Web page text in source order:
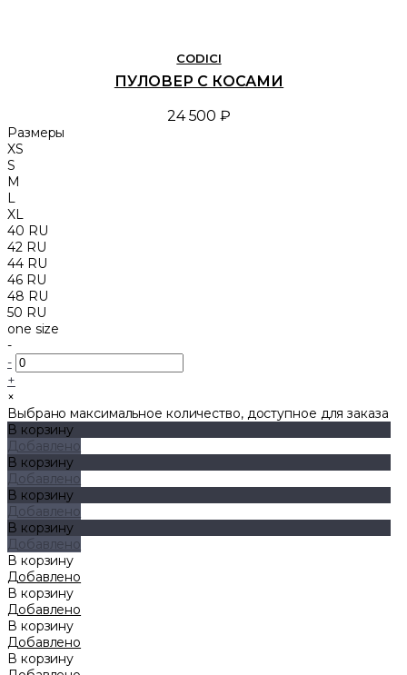
CODICI
ПУЛОВЕР С КОСАМИ
24 500 ₽
Размеры
XS
S
M
L
XL
40 RU
42 RU
44 RU
46 RU
48 RU
50 RU
one size
-
-
+
×
Выбрано максимальное количество, доступное для заказа
В корзину
Добавлено
В корзину
Добавлено
В корзину
Добавлено
В корзину
Добавлено
В корзину
Добавлено
В корзину
Добавлено
В корзину
Добавлено
В корзину